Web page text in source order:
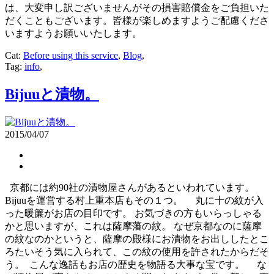
は、大変申し訳ございませんがその損害賠償金をご負担いた
だくこともございます。皆様が楽しめますようご配慮くださ
いますようお願いいたします。
Cat: Before using this service, Blog,
Tag: info,
Bijuuと漬物。
2015/04/07
京都には約90社の漬物屋さんがあるといわれています。
Bijuuを運営する村上重本店もその１つ。 丸に十の紋が入
った暖簾がお店の目印です。 お気づきの方もいらっしゃる
かと思いますが、これは薩摩藩の紋。 なぜ京都なのに薩摩
の紋なのかというと、薩摩の殿様にお漬物をお出ししたとこ
ろたいそう気に入られて、この紋の使用を許されたからだそ
う。 こんな逸話もお店の歴史を物語る大事な宝です。 な